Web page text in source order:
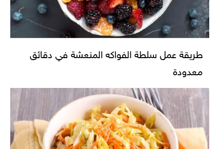
طريقة عمل سلطة الفواكه المنعشة في دقائق
معدودة